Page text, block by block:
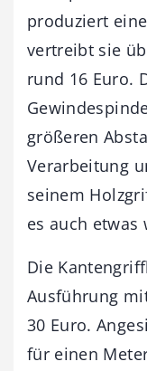
produziert
vertreibt sie
rund 16 Euro.
größeren
Verarbeitung
seinem
es auch etwas
Die
Ausführung
30 Euro.
für einen